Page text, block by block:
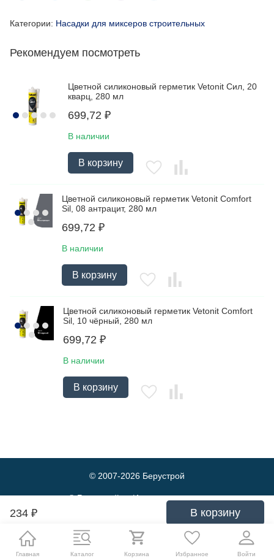
234 ₽ В корзину
Категории: Насадки для миксеров строительных
Рекомендуем посмотреть
Цветной силиконовый герметик Vetonit Сил, 20
кварц, 280 мл
699,72 ₽
В наличии
В корзину
Цветной силиконовый герметик Vetonit Comfort
Sil, 08 антрацит, 280 мл
699,72 ₽
В наличии
В корзину
Цветной силиконовый герметик Vetonit Comfort
Sil, 10 чёрный, 280 мл
699,72 ₽
В наличии
В корзину
© 2007-2026 Берустрой
© Берустрой — Интернет-магазин
оптовой и розничной продажи
строительных материалов. Выгодные
Главная Каталог Корзина Избранное Войти